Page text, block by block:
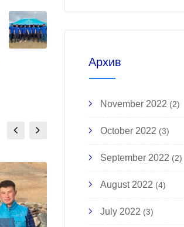
Архив
November 2022 (2)
October 2022 (3)
September 2022 (2)
August 2022 (4)
July 2022 (3)